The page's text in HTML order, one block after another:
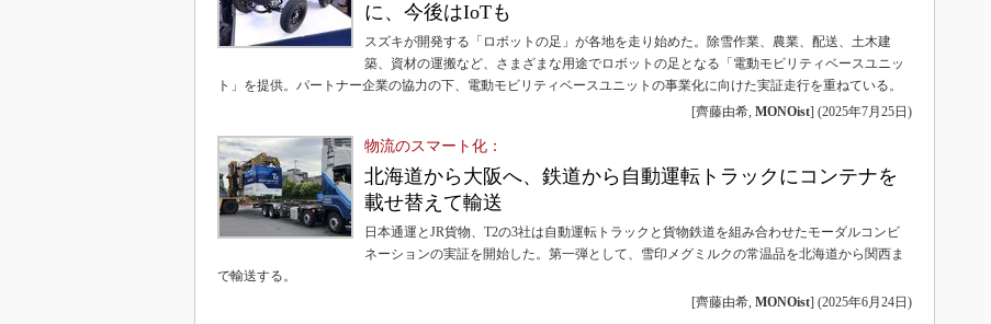
に、今後はIoTも
スズキが開発する「ロボットの足」が各地を走り始めた。除雪作業、農業、配送、土木建
築、資材の運搬など、さまざまな用途でロボットの足となる「電動モビリティベースユニッ
ト」を提供。パートナー企業の協力の下、電動モビリティベースユニットの事業化に向けた実証走行を重ねている。
[齊藤由希, MONOist] (2025年7月25日 )
物流のスマート化：
北海道から大阪へ、鉄道から自動運転トラックにコンテナを
載せ替えて輸送
日本通運とJR貨物、T2の3社は自動運転トラックと貨物鉄道を組み合わせたモーダルコンビ
ネーションの実証を開始した。第一弾として、雪印メグミルクの常温品を北海道から関西ま
で輸送する。
[齊藤由希, MONOist] (2025年6月24日 )